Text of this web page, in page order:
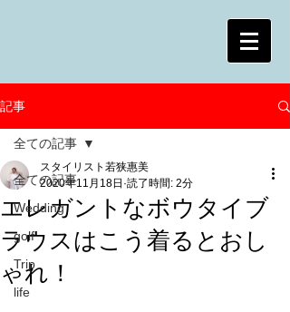
記事
全ての記事
Wedding
golf
Trip
life
全ての記事
エレガントなボウタイブ
ラウスはこう着るとおし
ゃれ！
スタイリスト若狭惠美
2020年11月18日 読了時間: 2分